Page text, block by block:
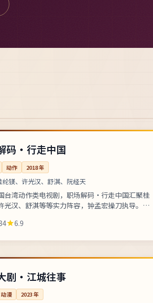
码·行走中国
动作 2018年
纶镁、许光汉、舒淇、阮经天
台湾动作类电视剧，职场解码·行走中国汇聚桂
光汉、舒淇等等实力阵容，钟孟宏操刀执导。年
畅播放。热门高清频...
6.9
每集52分钟
剧·江城往事
动漫 2023年